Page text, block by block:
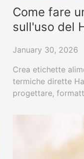
Come fare
sull'uso del
January 30, 2026
Crea etichette
termiche dirette
progettare,